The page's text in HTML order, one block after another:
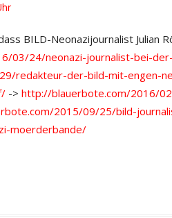
BILD-Neonazijournalist Julian
03/24/neonazi-journalist-bei-
redakteur-der-bild-mit-engen-
-> http://blauerbote.com/2016/
2015/09/25/bild-
moerderbande/